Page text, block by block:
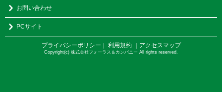
お問い合わせ
PCサイト
プライバシーポリシー ｜ 利用規約 ｜アクセスマップ
Copyright(c) 株式会社フォーラス＆カンパニー All rights reserved.